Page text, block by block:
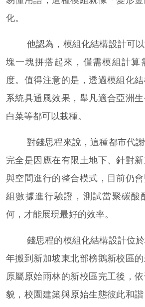
化。
他認為，模組化結構設計可以
塊一塊拼搭起來，僅需模組計算
度。值得注意的是，透過模組化
系統具通風效果，舉凡適合亞洲
白菜等都可以栽種。
對錢思程來說，這種都市代謝
完全是因應在有限土地下、針對
與空間進行的整合模式，目前仍
組數據進行驗證，測試當聚碳酸
何，才能展現最好的效率。
錢思程的模組化結構設計位於
年搬到新加坡東北部榜鵝新校區的
原屬原始雨林的新校區完工後，
貌，校園建築與原始生態彼此和